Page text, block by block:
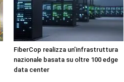
FiberCop realizza un’infrastruttura
nazionale basata su oltre 100 edge
data center